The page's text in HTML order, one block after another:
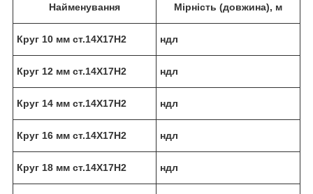
Найменування Мірність (довжина), м
Круг 10 мм ст.14Х17Н2 ндл
Круг 12 мм ст.14Х17Н2 ндл
Круг 14 мм ст.14Х17Н2 ндл
Круг 16 мм ст.14Х17Н2 ндл
Круг 18 мм ст.14Х17Н2 ндл